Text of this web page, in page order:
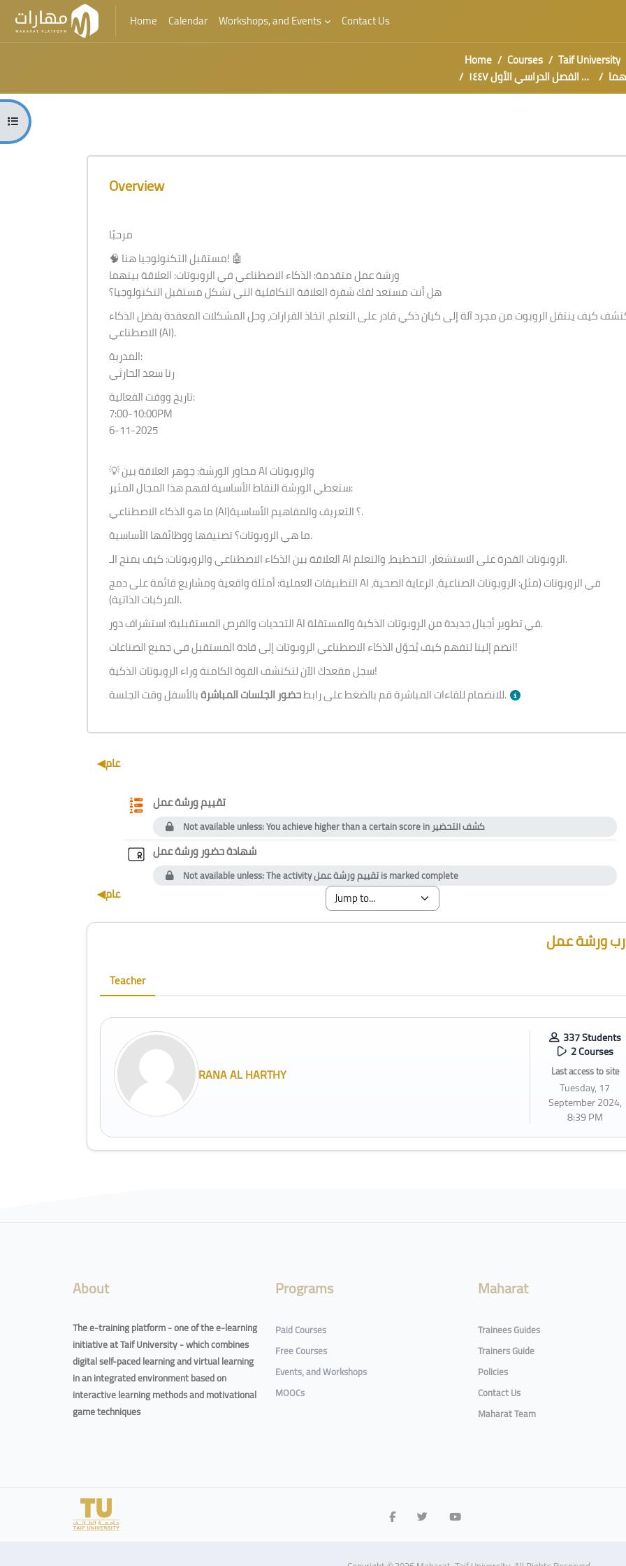
Home Calendar Workshops, and Events Contact Us
Home
Courses Taif University
ورش عمل الفصل الدراسي الأول ١٤٤٧
Open course index
Blocks
Skip [Cocoon] Course Overview
Overview
مرحبًا
🧠 مستقبل التكنولوجيا هنا! 🤖
ورشة عمل متقدمة: الذكاء الاصطناعي في الروبوتات: العلاقة بينهما
هل أنت مستعد لفك شفرة العلاقة التكافلية التي تشكل مستقبل التكنولوجيا؟
كيف ينتقل الروبوت من مجرد آلة إلى كيان ذكي قادر على التعلم، اتخاذ القرارات، وحل المشكلات المعقدة بفضل الذكاء
الاصطناعي (AI).
المدربة:
رنا سعد الحارثي
تاريخ ووقت الفعالية:
7:00-10:00PM
6-11-2025
💡 محاور الورشة: جوهر العلاقة بين AI والروبوتات
ستغطي الورشة النقاط الأساسية لفهم هذا المجال المثير:
ما هو الذكاء الاصطناعي (AI)؟ التعريف والمفاهيم الأساسية.
ما هي الروبوتات؟ تصنيفها ووظائفها الأساسية.
العلاقة بين الذكاء الاصطناعي والروبوتات: كيف يمنح الـ AI الروبوتات القدرة على الاستشعار، التخطيط، والتعلم.
التطبيقات العملية: أمثلة واقعية ومشاريع قائمة على دمج AI في الروبوتات (مثل: الروبوتات الصناعية، الرعاية الصحية،
المركبات الذاتية).
التحديات والفرص المستقبلية: استشراف دور AI في تطوير أجيال جديدة من الروبوتات الذكية والمستقلة.
انضم إلينا لتفهم كيف يُحوّل الذكاء الاصطناعي الروبوتات إلى قادة المستقبل في جميع الصناعات!
سجل مقعدك الآن لتكتشف القوة الكامنة وراء الروبوتات الذكية!
للانضمام للقاءات المباشرة قم بالضغط على رابطحضور الجلسات المباشرة بالأسفل وقت الجلسة.
Section outline
◀︎عام
تقييم ورشة عملQuestionnaire
Not available unless: You achieve higher than a certain score inكشف التحضير
شهادة حضور ورشة عملCustom certificate
Not available unless: The activityتقييم ورشة عملis marked complete
◀︎عام
Blocks
Skip [Cocoon] Course Instructor ورشة عمل
Teacher
RANA AL HARTHY
337 Students
2 Courses
Last access to site
Tuesday, 17
September 2024,
8:39 PM
About
The e-training platform - one of the e-learning
initiative at Taif University - which combines
digital self-paced learning and virtual learning
in an integrated environment based on
interactive learning methods and motivational
game techniques
Programs
Paid Courses
Free Courses
Events, and Workshops
MOOCs
Maharat
Trainees Guides
Trainers Guide
Policies
Contact Us
Maharat Team